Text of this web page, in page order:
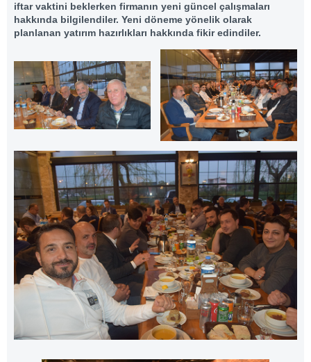
iftar vaktini beklerken firmanın yeni güncel çalışmaları
hakkında bilgilendiler. Yeni döneme yönelik olarak
planlanan yatırım hazırlıkları hakkında fikir edindiler.